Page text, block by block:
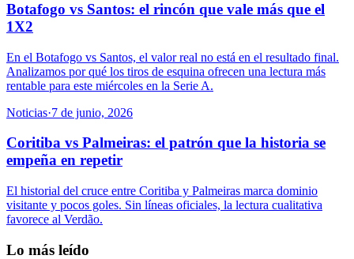
Botafogo vs Santos: el rincón que vale más que el
1X2
En el Botafogo vs Santos, el valor real no está en el resultado final.
Analizamos por qué los tiros de esquina ofrecen una lectura más
rentable para este miércoles en la Serie A.
Noticias·7 de junio, 2026
Coritiba vs Palmeiras: el patrón que la historia se
empeña en repetir
El historial del cruce entre Coritiba y Palmeiras marca dominio
visitante y pocos goles. Sin líneas oficiales, la lectura cualitativa
favorece al Verdão.
Lo más leído